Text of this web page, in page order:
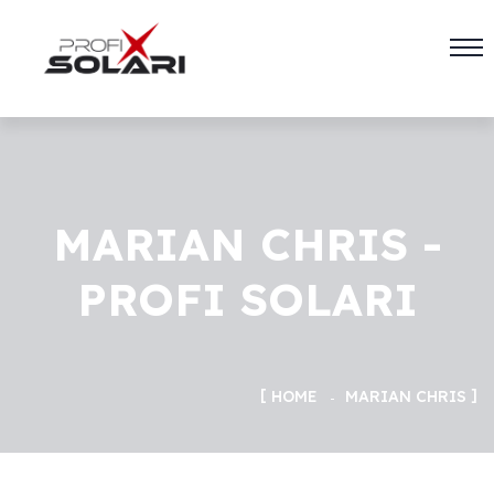
MARIAN CHRIS -
PROFI SOLARI
HOME MARIAN CHRIS